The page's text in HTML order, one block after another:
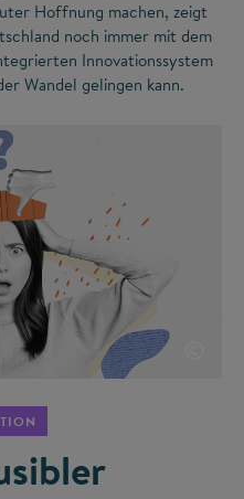
Hoffnung machen, zeigt
noch immer mit dem
Innovationssystem
Wandel gelingen kann.